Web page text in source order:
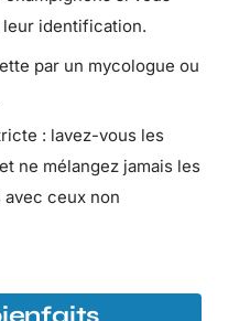
identification.
par un mycologue ou
: lavez-vous les
ne mélangez jamais les
ceux non